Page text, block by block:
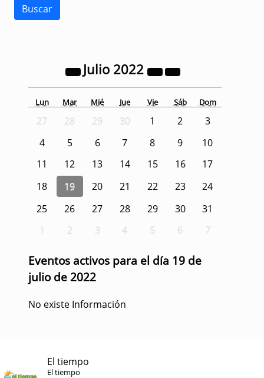
Julio 2022
Lun Mar Mié Jue Vie Sáb Dom
27 28 29 30 1 2
3
4
5 6 7 8 9
10
11
12 13 14 15 16
17
18
19 20 21 22 23
24
25
26 27 28 29 30
31
1
2 3 4 5 6 7
Eventos activos para el día 19 de
julio de 2022
No existe Información
El tiempo
El tiempo